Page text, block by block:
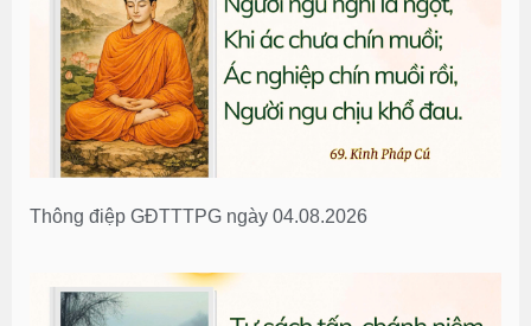
Thông điệp GĐTTTPG ngày 04.08.2026